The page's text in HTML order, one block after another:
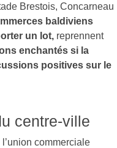
Brestois, Concarneau
baldiviens
un lot, reprennent
enchantés si la
positives sur le
centre-ville
commerciale